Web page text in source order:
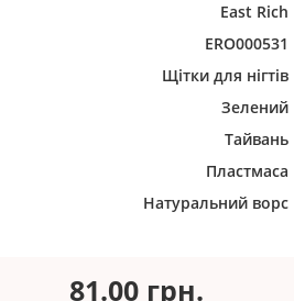
East Rich
ERO000531
Щітки для нігтів
Зелений
Тайвань
Пластмаса
Натуральний ворс
81.00 грн.